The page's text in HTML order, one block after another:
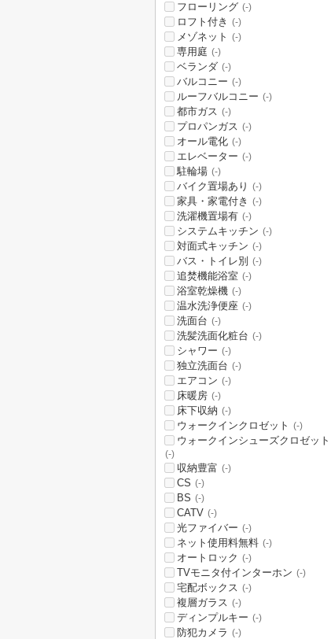
フローリング (-)
ロフト付き (-)
メゾネット (-)
専用庭 (-)
ベランダ (-)
バルコニー (-)
ルーフバルコニー (-)
都市ガス (-)
プロパンガス (-)
オール電化 (-)
エレベーター (-)
駐輪場 (-)
バイク置場あり (-)
家具・家電付き (-)
洗濯機置場有 (-)
システムキッチン (-)
対面式キッチン (-)
バス・トイレ別 (-)
追焚機能浴室 (-)
浴室乾燥機 (-)
温水洗浄便座 (-)
洗面台 (-)
洗髪洗面化粧台 (-)
シャワー (-)
独立洗面台 (-)
エアコン (-)
床暖房 (-)
床下収納 (-)
ウォークインクロゼット (-)
ウォークインシューズクロゼット
(-)
収納豊富 (-)
CS (-)
BS (-)
CATV (-)
光ファイバー (-)
ネット使用料無料 (-)
オートロック (-)
TVモニタ付インターホン (-)
宅配ボックス (-)
複層ガラス (-)
ディンプルキー (-)
防犯カメラ (-)